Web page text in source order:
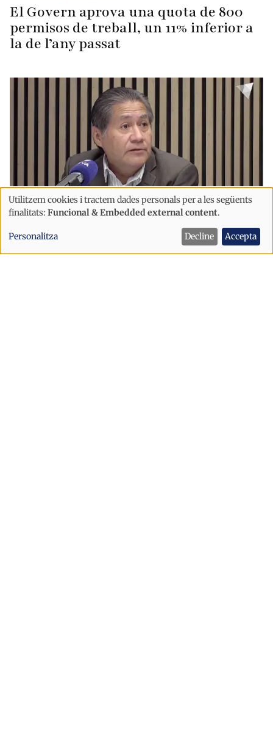
El Govern aprova una quota de 800
permisos de treball, un 11% inferior a
la de l’any passat
Immigració
“Hi ha gent opinant que es creu
Ús
de
dades
Utilitzem cookies i tractem dades personals per a les següents
finalitats: Funcional & Embedded external content.
Personalitza Decline Accepta